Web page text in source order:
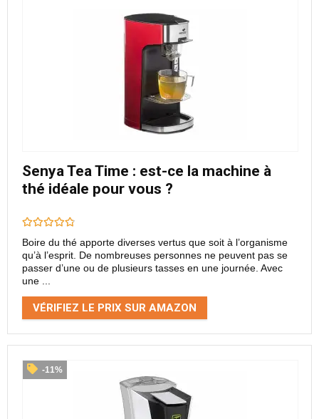
Senya Tea Time : est-ce la machine à
thé idéale pour vous ?
Boire du thé apporte diverses vertus que soit à l’organisme
qu’à l’esprit. De nombreuses personnes ne peuvent pas se
passer d’une ou de plusieurs tasses en une journée. Avec
une ...
VÉRIFIEZ LE PRIX SUR AMAZON
-11%